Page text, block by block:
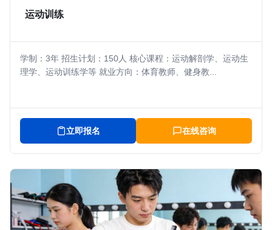
运动训练
学制：3年 招生计划：150人 核心课程：运动解剖学、运动生
理学、运动训练学等 就业方向：体育教师、健身教...
立即报名 在线咨询